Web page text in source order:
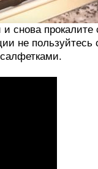
снова прокалите
не